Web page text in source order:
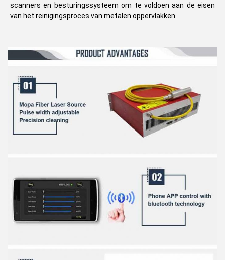
scanners en besturingssysteem om te voldoen aan de eisen
van het reinigingsproces van metalen oppervlakken.